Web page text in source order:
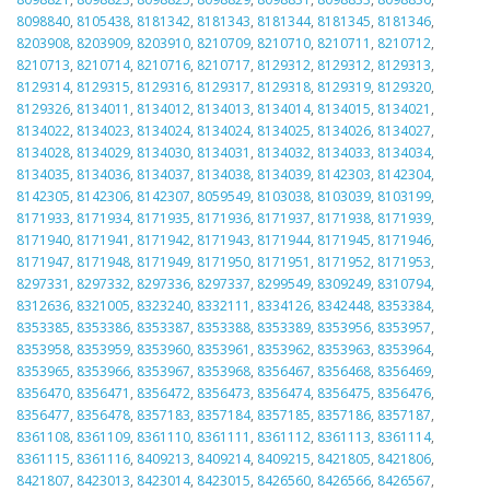
8098840, 8105438, 8181342, 8181343, 8181344, 8181345, 8181346,
8203908, 8203909, 8203910, 8210709, 8210710, 8210711 , 8210712,
8210713, 8210714, 8210716, 8210717, 8129312, 8129312, 8129313,
8129314, 8129315, 8129316, 8129317, 8129318, 8129319, 8129320,
8129326, 8134011 , 8134012, 8134013, 8134014, 8134015, 8134021 ,
8134022, 8134023, 8134024, 8134024, 8134025, 8134026, 8134027,
8134028, 8134029, 8134030, 8134031 , 8134032, 8134033, 8134034,
8134035, 8134036, 8134037, 8134038, 8134039, 8142303, 8142304,
8142305, 8142306, 8142307, 8059549, 8103038, 8103039, 8103199,
8171933, 8171934, 8171935, 8171936, 8171937, 8171938, 8171939,
8171940, 8171941 , 8171942, 8171943, 8171944, 8171945, 8171946,
8171947, 8171948, 8171949, 8171950, 8171951 , 8171952, 8171953,
8297331 , 8297332, 8297336, 8297337, 8299549, 8309249, 8310794,
8312636, 8321005, 8323240, 8332111 , 8334126, 8342448, 8353384,
8353385, 8353386, 8353387, 8353388, 8353389, 8353956, 8353957,
8353958, 8353959, 8353960, 8353961 , 8353962, 8353963, 8353964,
8353965, 8353966, 8353967, 8353968, 8356467, 8356468, 8356469,
8356470, 8356471 , 8356472, 8356473, 8356474, 8356475, 8356476,
8356477, 8356478, 8357183, 8357184, 8357185, 8357186, 8357187,
8361108, 8361109, 8361110, 8361111 , 8361112, 8361113, 8361114,
8361115, 8361116, 8409213, 8409214, 8409215, 8421805, 8421806,
8421807, 8423013, 8423014, 8423015, 8426560, 8426566, 8426567,